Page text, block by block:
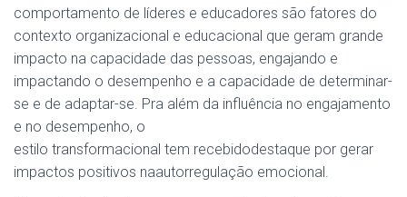
comportamento de líderes e educadores são fatores do
contexto organizacional e educacional que geram grande
impacto na capacidade das pessoas, engajando e
impactando o desempenho e a capacidade de determinar-
se e de adaptar-se. Pra além da influência no engajamento
e no desempenho, o
estilo transformacional tem recebidodestaque por gerar
impactos positivos naautorregulação emocional.